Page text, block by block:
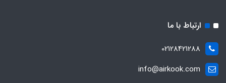
ارتباط با ما
02128421288
info@airkook.com